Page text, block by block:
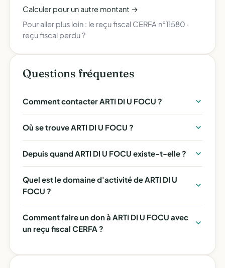
Calculer pour un autre montant →
Pour aller plus loin : le reçu fiscal CERFA n°11580 ·
reçu fiscal perdu ?
Questions fréquentes
Comment contacter ARTI DI U FOCU ?
Où se trouve ARTI DI U FOCU ?
Depuis quand ARTI DI U FOCU existe-t-elle ?
Quel est le domaine d'activité de ARTI DI U
FOCU ?
Comment faire un don à ARTI DI U FOCU avec
un reçu fiscal CERFA ?